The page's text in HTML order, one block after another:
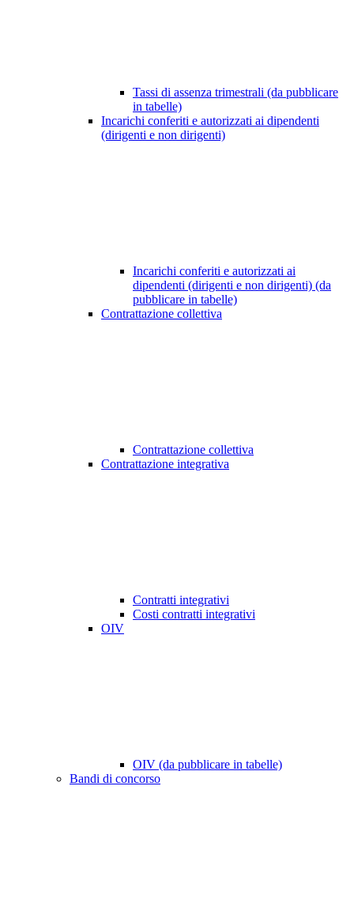
Tassi di assenza trimestrali (da pubblicare
in tabelle)
Incarichi conferiti e autorizzati ai dipendenti
(dirigenti e non dirigenti)
Incarichi conferiti e autorizzati ai
dipendenti (dirigenti e non dirigenti) (da
pubblicare in tabelle)
Contrattazione collettiva
Contrattazione collettiva
Contrattazione integrativa
Contratti integrativi
Costi contratti integrativi
OIV
OIV (da pubblicare in tabelle)
Bandi di concorso